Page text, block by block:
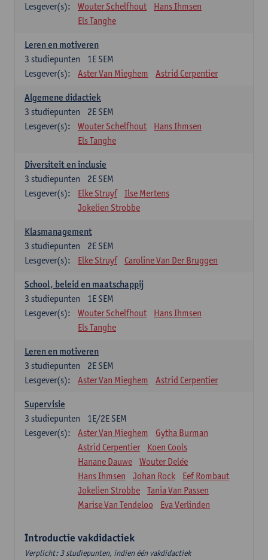
Lesgever(s):
Wouter Schelfhout
Hans Ihmsen
Els Tanghe
Leren en motiveren
1E SEM
3 studiepunten
Lesgever(s):
Aster Van Mieghem Astrid Cerpentier
Algemene didactiek
2E SEM
3 studiepunten
Lesgever(s):
Wouter Schelfhout
Hans Ihmsen
Els Tanghe
Diversiteit en inclusie
2E SEM
3 studiepunten
Lesgever(s):
Elke Struyf
Ilse Mertens
Jokelien Strobbe
Klasmanagement
2E SEM
3 studiepunten
Lesgever(s):
Elke Struyf Caroline Van Der Bruggen
School, beleid en maatschappij
1E SEM
3 studiepunten
Lesgever(s):
Wouter Schelfhout
Hans Ihmsen
Els Tanghe
Leren en motiveren
2E SEM
3 studiepunten
Lesgever(s):
Aster Van Mieghem Astrid Cerpentier
Supervisie
1E/2E SEM
3 studiepunten
Lesgever(s):
Aster Van Mieghem
Gytha Burman
Astrid Cerpentier
Koen Cools
Hanane Dauwe
Wouter Delée
Hans Ihmsen
Johan Rock
Eef Rombaut
Jokelien Strobbe
Tania Van Passen
Marise Van Tendeloo
Eva Verlinden
Introductie vakdidactiek
Verplicht: 3 studiepunten, indien één vakdidactiek